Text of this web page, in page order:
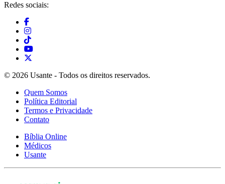
Redes sociais:
© 2026 Usante - Todos os direitos reservados.
Quem Somos
Política Editorial
Termos e Privacidade
Contato
Bíblia Online
Médicos
Usante